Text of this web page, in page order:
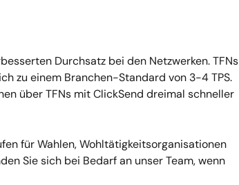
Durchsatz bei den Netzwerken. TFNs
zu einem Branchen-Standard von 3-4 TPS.
über TFNs mit ClickSend dreimal schneller
für Wahlen, Wohltätigkeitsorganisationen
Sie sich bei Bedarf an unser Team, wenn